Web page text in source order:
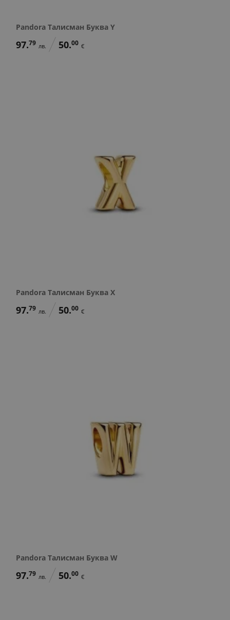
Pandora Талисман Буква Y
97.79 лв. 50.00 €
Pandora Талисман Буква X
97.79 лв. 50.00 €
Pandora Талисман Буква W
97.79 лв. 50.00 €